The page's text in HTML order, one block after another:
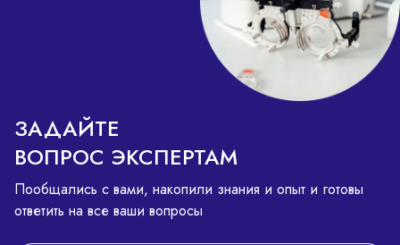
ЗАДАЙТЕ
ВОПРОС ЭКСПЕРТАМ
Пообщались с вами, накопили знания и опыт и готовы
ответить на все ваши вопросы